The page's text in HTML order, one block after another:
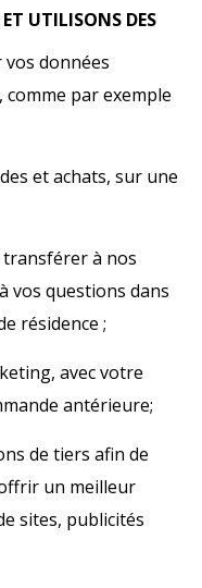
UTILISONS DES
données
par exemple
et achats, sur une
transférer à nos
vos questions dans
résidence ;
avec votre
antérieure;
de tiers afin de
un meilleur
sites, publicités